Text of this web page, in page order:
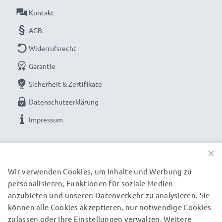
Anschluss 1
Anschluss 2
Version
Ladestrom: 1A
Datenrate (max)
Länge des Kabels:1m
Kabelmaterial
Steckermaterial
Farbe: schwarz
Schnittstellenkabel - Mit dem USB Kabel von
CELLONIC übertragen Sie Ihre wichtigsten Dateien
sicher und schnell.
Kontakt
AGB
Widerrufsrecht
Garantie
Sicherheit & Zertifikate
Datenschutzerklärung
Impressum
UNSERE VERSANDPARTNER
×
Wir verwenden Cookies, um Inhalte und Werbung zu
personalisieren, Funktionen für soziale Medien
anzubieten und unseren Datenverkehr zu analysieren. Sie
können alle Cookies akzeptieren, nur notwendige Cookies
zulassen oder Ihre Einstellungen verwalten. Weitere